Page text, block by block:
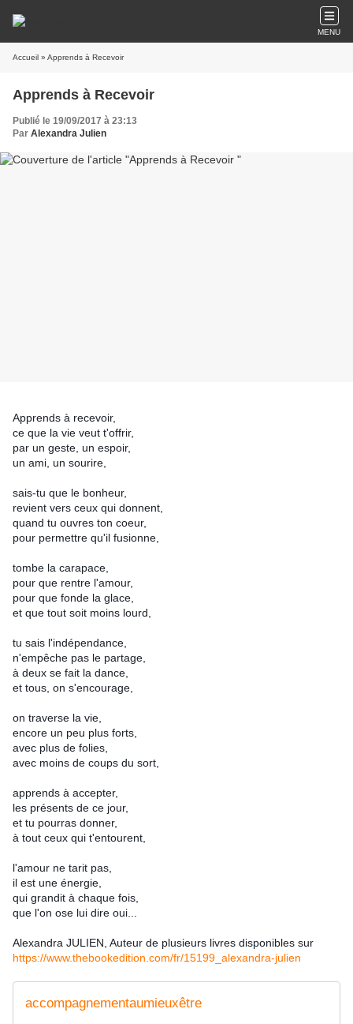
MENU
Accueil » Apprends à Recevoir
Apprends à Recevoir
Publié le 19/09/2017 à 23:13
Par Alexandra Julien
Apprends à recevoir,
ce que la vie veut t'offrir,
par un geste, un espoir,
un ami, un sourire,
sais-tu que le bonheur,
revient vers ceux qui donnent,
quand tu ouvres ton coeur,
pour permettre qu'il fusionne,
tombe la carapace,
pour que rentre l'amour,
pour que fonde la glace,
et que tout soit moins lourd,
tu sais l'indépendance,
n'empêche pas le partage,
à deux se fait la dance,
et tous, on s'encourage,
on traverse la vie,
encore un peu plus forts,
avec plus de folies,
avec moins de coups du sort,
apprends à accepter,
les présents de ce jour,
et tu pourras donner,
à tout ceux qui t'entourent,
l'amour ne tarit pas,
il est une énergie,
qui grandit à chaque fois,
que l'on ose lui dire oui...
https://www.thebookedition.com/fr/15199_alexandra-julien
accompagnementaumieuxêtre